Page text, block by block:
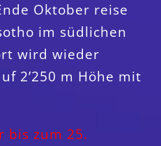
Oktober reise
im südlichen
wird wieder
2’250 m Höhe mit
bis zum 25.